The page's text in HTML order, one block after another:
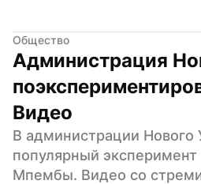
Общество
Администрация
Видео
В администрации Нового
популярный
Мпембы. Видео со